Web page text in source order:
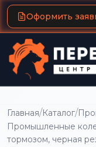
Оформить
Главная/Каталог/
Промышленные
тормозом, черная